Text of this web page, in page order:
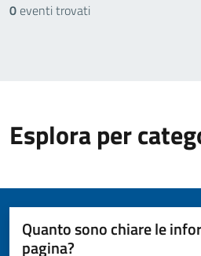
0eventi trovati
Esplora per
Quanto sono chiare le
pagina?